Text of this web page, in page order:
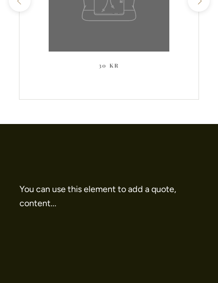
30 KR
You can use this element to add a quote,
content...